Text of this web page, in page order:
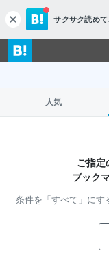
c
l
o
s
サクサク読めて
人気
ご指定
ブック
条件を「すべて」にす